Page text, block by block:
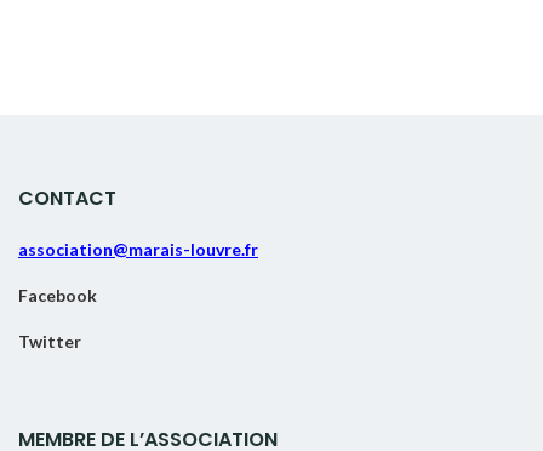
CONTACT
association@marais-louvre.fr
Facebook
Twitter
MEMBRE DE L’ASSOCIATION